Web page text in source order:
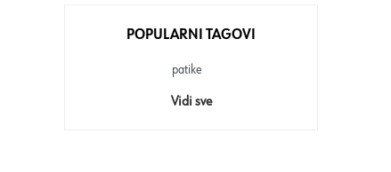
POPULARNI TAGOVI
patike
Vidi sve